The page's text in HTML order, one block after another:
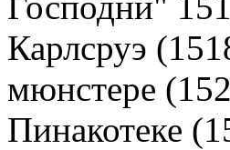
Карлсруэ
мюнстере
Пинакотеке